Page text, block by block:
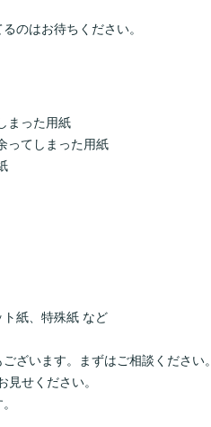
のはお待ちください。
まった用紙
ってしまった用紙
ト紙、特殊紙 など
ざいます。まずはご相談ください。
せください。